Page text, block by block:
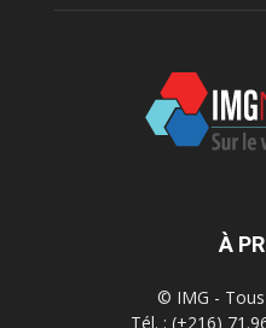
À
© IMG -
Tél. : (+216)